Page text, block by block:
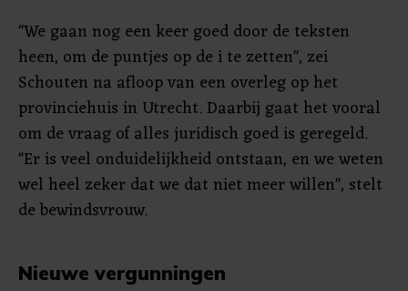
"We gaan nog een keer goed door de teksten
heen, om de puntjes op de i te zetten", zei
Schouten na afloop van een overleg op het
provinciehuis in Utrecht. Daarbij gaat het vooral
om de vraag of alles juridisch goed is geregeld.
"Er is veel onduidelijkheid ontstaan, en we weten
wel heel zeker dat we dat niet meer willen", stelt
de bewindsvrouw.
Nieuwe vergunningen